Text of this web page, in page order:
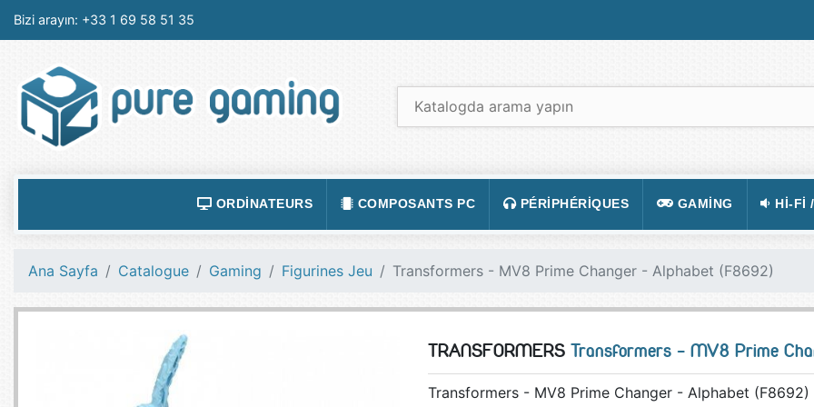
Bizi arayın: +33 1 69 58 51 35
ORDINATEURS
ACCESSOIRES ORDINATEURS PORTABLES
COMPOSANTS PC
ALIMENTATION
CARTE MÈRE
CARTE SON
PÉRIPHÉRIQUES
CLAVIER
TAPIS DE SOURIS
ÉCRAN
GAMING
CONSOLE
FIGURINES JEU
LUNETTES POUR
HI-FI
Ana Sayfa Catalogue Gaming Figurines Jeu Transformers - MV8 Prime Changer - Alphabet (F8692)
TRANSFORMERS Transformers - MV8 Prime
Transformers - MV8 Prime Changer - Alphabet (F8692)